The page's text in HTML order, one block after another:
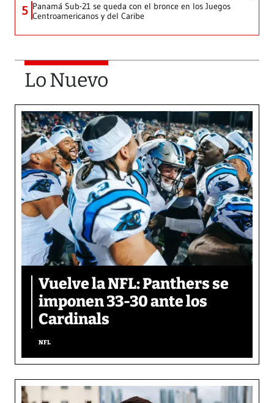
5 Panamá Sub-21 se queda con el bronce en los Juegos
Centroamericanos y del Caribe
Lo Nuevo
Vuelve la NFL: Panthers se
imponen 33-30 ante los
Cardinals
NFL